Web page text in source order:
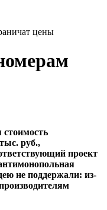
цены
стоимость
руб.,
проект
не поддержали: из-